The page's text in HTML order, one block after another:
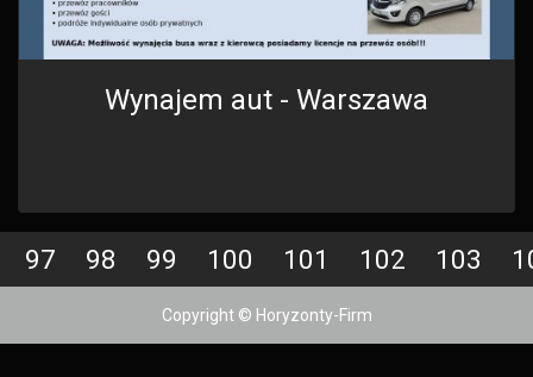
Wynajem aut - Warszawa
97 98 99 100 101 102 103
Copyright © Horyzonty-Firm